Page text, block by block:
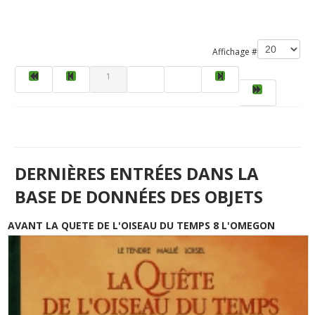
Affichage #
1
DERNIÈRES ENTRÉES DANS LA
BASE DE DONNÉES DES OBJETS
AVANT LA QUETE DE L'OISEAU DU TEMPS 8 L'OMEGON